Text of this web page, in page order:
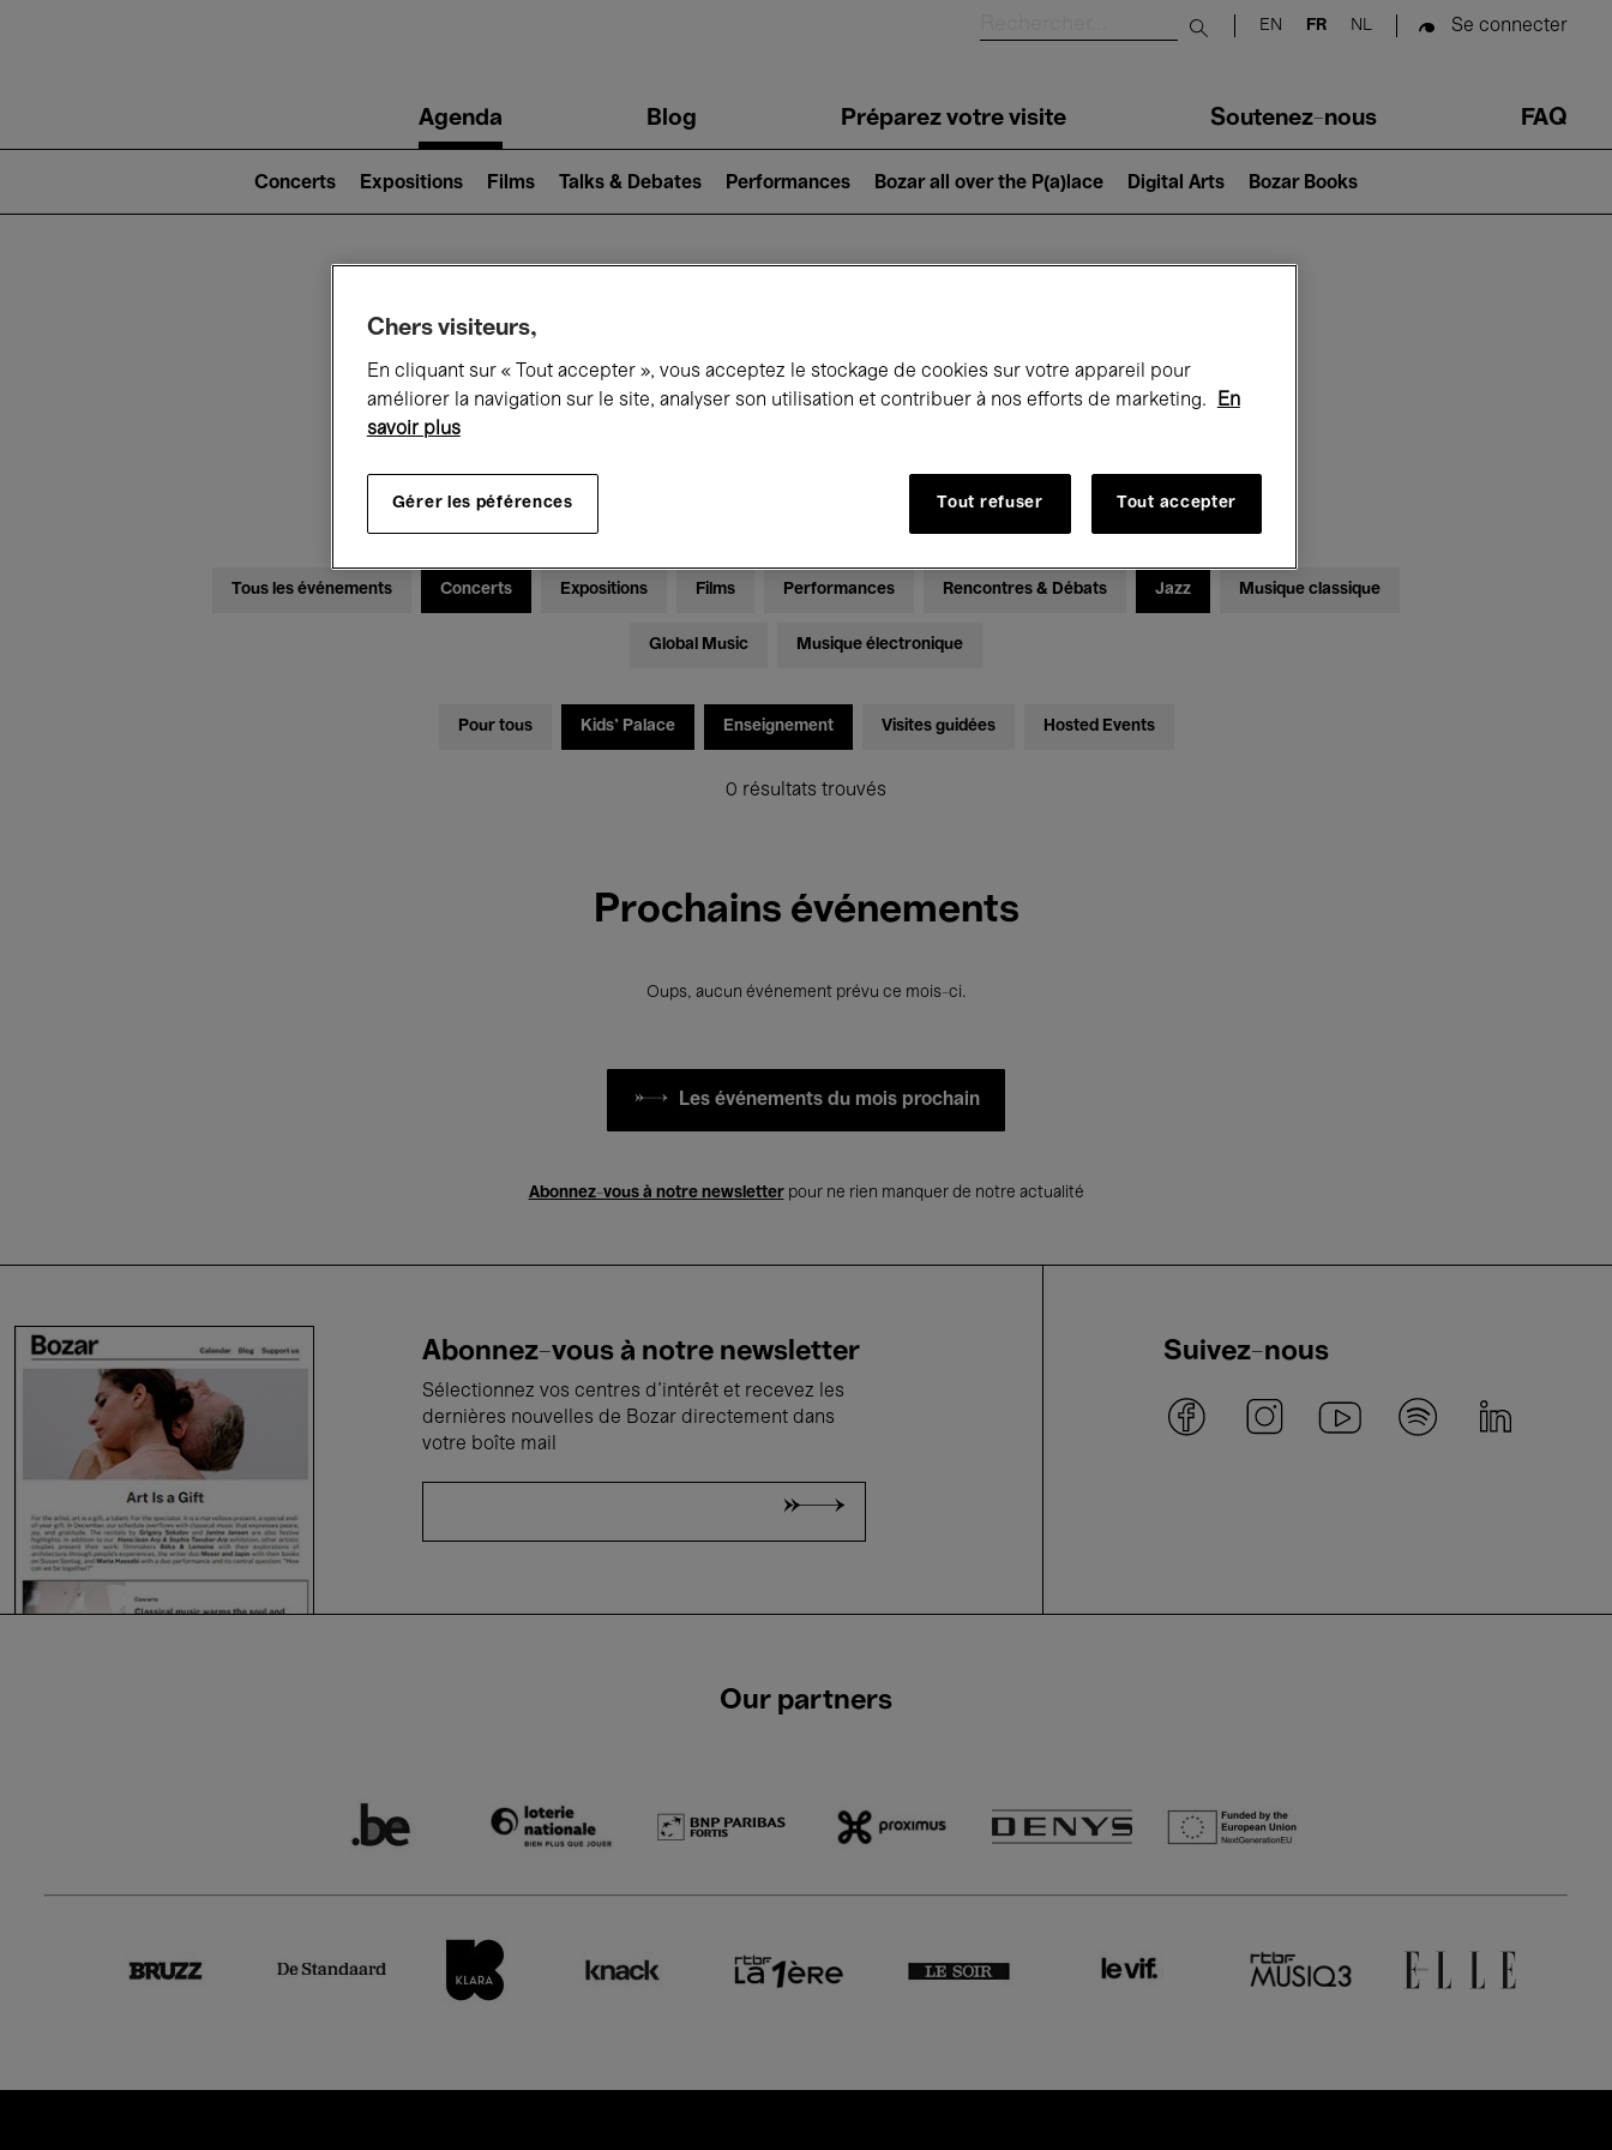
Submit search
EN FR NL Se connecter
navigationAgenda Blog Préparez votre visite Soutenez-nous FAQ
2)
Concerts Expositions Films Talks & Debates Performances Bozar all over the P(a)lace Digital Arts Bozar Books
Ce qui se passe à Bozar
Tous les événements Concerts Expositions Films Performances Rencontres & Débats Jazz Musique classique
Global Music Musique électronique
Pour tous Kids’ Palace Enseignement Visites guidées Hosted Events
0 résultats trouvés
Prochains événements
Oups, aucun événement prévu ce mois-ci.
Les événements du mois prochain
Abonnez-vous à notre newsletterpour ne rien manquer de notre actualité
Abonnez-vous à notre newsletter
Sélectionnez vos centres d'intérêt et recevez les
dernières nouvelles de Bozar directement dans
votre boîte mail
Suivez-nous
Our partners
Chers visiteurs,
En cliquant sur « Tout accepter », vous acceptez le stockage de cookies sur votre appareil pour
améliorer la navigation sur le site, analyser son utilisation et contribuer à nos efforts de marketing.
En
savoir plus
Gérer les péférences Tout refuser Tout accepter